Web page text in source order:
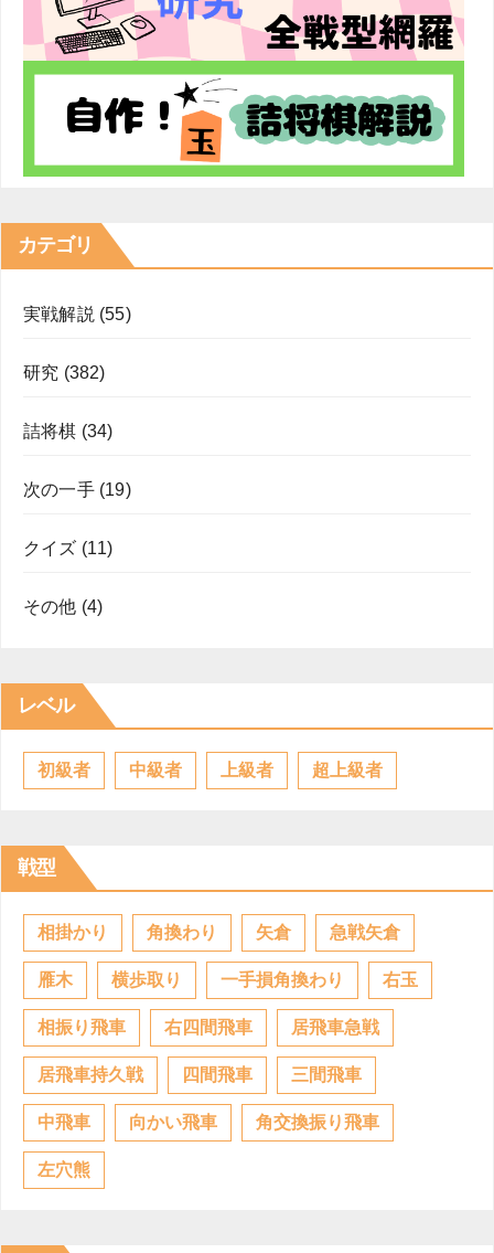
カテゴリ
実戦解説 (55)
研究 (382)
詰将棋 (34)
次の一手(19)
クイズ (11)
その他 (4)
レベル
初級者 中級者 上級者 超上級者
戦型
相掛かり 角換わり 矢倉 急戦矢倉
雁木 横歩取り 一手損角換わり 右玉
相振り飛車 右四間飛車 居飛車急戦
居飛車持久戦 四間飛車 三間飛車
中飛車 向かい飛車 角交換振り飛車
左穴熊